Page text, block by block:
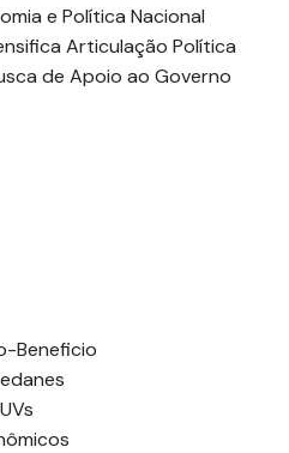
e Política Nacional
Articulação Política
de Apoio ao Governo
Beneficio